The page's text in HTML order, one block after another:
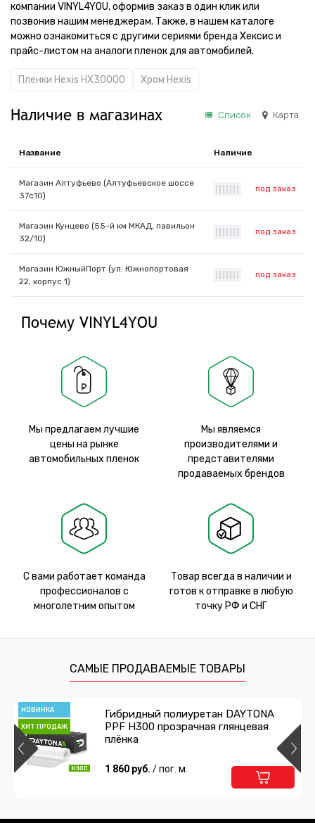
компании VINYL4YOU, оформив заказ в один клик или
позвонив нашим менеджерам. Также, в нашем каталоге
можно ознакомиться с другими сериями бренда Хексис и
прайс-листом на аналоги пленок для автомобилей.
Пленки Hexis HX30000 Хром Hexis
Наличие в магазинах Список Карта
Название Наличие
Магазин Алтуфьево (Алтуфьевское шоссе
37с10)
под заказ
Магазин Кунцево (55-й км МКАД, павильон
32/10)
под заказ
Магазин ЮжныйПорт (ул. Южнопортовая
22, корпус 1)
под заказ
Почему VINYL4YOU
Мы предлагаем лучшие
цены на рынке
автомобильных пленок
Мы являемся
производителями и
представителями
продаваемых брендов
С вами работает команда
профессионалов с
многолетним опытом
Товар всегда в наличии и
готов к отправке в любую
точку РФ и СНГ
САМЫЕ ПРОДАВАЕМЫЕ ТОВАРЫ
НОВИНКА
ХИТ ПРОДАЖ
Гибридный полиуретан DAYTONA
PPF H300 прозрачная глянцевая
плёнка
1 860 руб. / пог. м.